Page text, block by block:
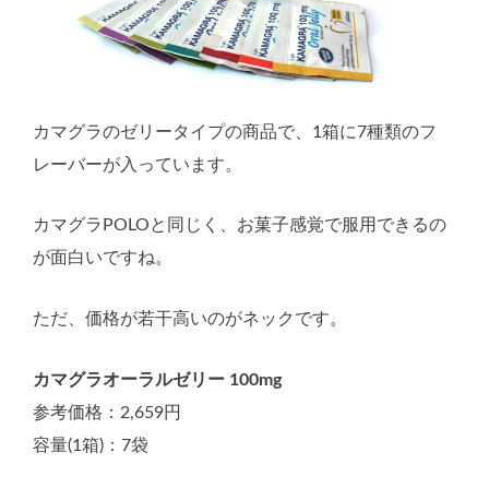
カマグラのゼリータイプの商品で、1箱に7種類のフ
レーバーが入っています。
カマグラPOLOと同じく、お菓子感覚で服用できるの
が面白いですね。
ただ、価格が若干高いのがネックです。
カマグラオーラルゼリー 100mg
参考価格：2,659円
容量(1箱)：7袋